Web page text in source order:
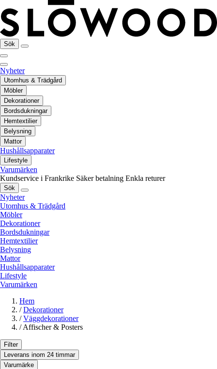
Sök
Nyheter
Utomhus & Trädgård
Möbler
Dekorationer
Bordsdukningar
Hemtextilier
Belysning
Mattor
Hushållsapparater
Lifestyle
Varumärken
Kundservice i Frankrike Säker betalning Enkla returer
Sök
Nyheter
Utomhus & Trädgård
Möbler
Dekorationer
Bordsdukningar
Hemtextilier
Belysning
Mattor
Hushållsapparater
Lifestyle
Varumärken
Hem
/ Dekorationer
/ Väggdekorationer
/ Affischer & Posters
Filter
Leverans inom 24 timmar
Varumärke